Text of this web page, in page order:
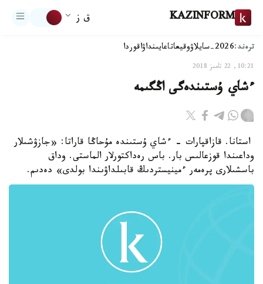
KAZINFORM ق ز
ترەند:2026-سايلاۋ وقيعاتاعايىنداۋاقوردا
10:21, 22 تامىز 2018
ءشاي ۇستىندەگى اڭگىمە
استانا. قازاقپارات - ءشاي ۇستىندە مۇحاڭا قاراتا: «جازۋشىلار
وداعىندا قوزعالىس بار. باس رەداكتورلار الماستى. وداق
باسشىلارى پرەمەر ءمينيستردىڭ قابىلداۋىندا بولدى» دەدىم.